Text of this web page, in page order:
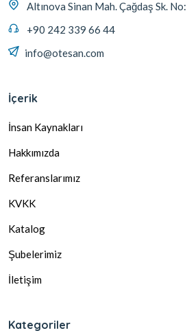
Altınova Sinan Mah. Çağdaş Sk.
+90 242 339 66 44
info@otesan.com
İçerik
İnsan Kaynakları
Hakkımızda
Referanslarımız
KVKK
Katalog
Şubelerimiz
İletişim
Kategoriler